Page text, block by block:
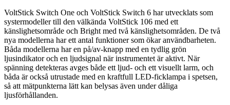
VoltStick Switch One och VoltStick Switch 6 har utvecklats som
systermodeller till den välkända VoltStick 106 med ett
känslighetsområde och Bright med två känslighetsområden. De två
nya modellerna har ett antal funktioner som ökar användbarheten.
Båda modellerna har en på/av-knapp med en tydlig grön
ljusindikator och en ljudsignal när instrumentet är aktivt. När
spänning detekteras avges både ett ljud- och ett visuellt larm, och
båda är också utrustade med en kraftfull LED-ficklampa i spetsen,
så att mätpunkterna lätt kan belysas även under dåliga
ljusförhållanden.